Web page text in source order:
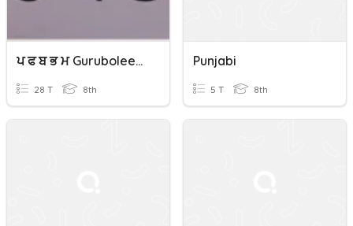
ਪ ਫ ਬ ਭ ਮ Gurubolee@gmail.com (Punjabi/Panjabi) L1
28 T 8th
Punjabi
5 T 8th